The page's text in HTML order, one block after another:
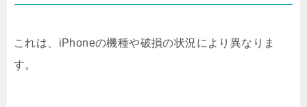
これは、iPhoneの機種や破損の状況により異なりま
す。